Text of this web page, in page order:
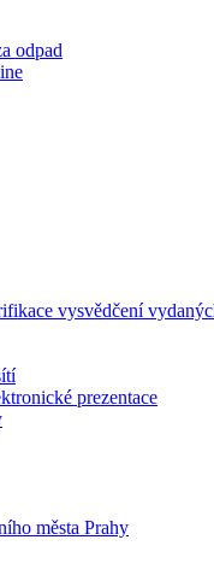
odpad
vysvědčení
prezentace
města Prahy